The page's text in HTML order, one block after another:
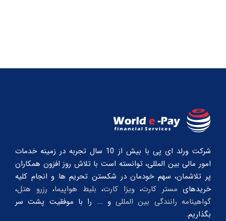
شرکت ورلد ای پی با بیش از 10 سال تجربه در زمینه خدمات
امور مالی بین المللی، توانسته است با تلاش روز افزون همکاران
پر تلاشمان، سهم خودمان در شکستن تحریم ها و انجام کلیه
خریدهای مستر کارت،ویزا کارت، بلیط هواپیما، رزرو هتل،
گواهینامه رانندگی بین المللیو ... را با موفقیت پشت سر
بگذاریم.